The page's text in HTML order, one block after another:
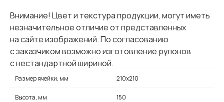
Внимание! Цвет и текстура продукции, могут иметь
незначительное отличие от представленных
на сайте изображений. По согласованию
с заказчиком возможно изготовление рулонов
с нестандартной шириной.
Размер ячейки, мм 210х210
Высота, мм 150